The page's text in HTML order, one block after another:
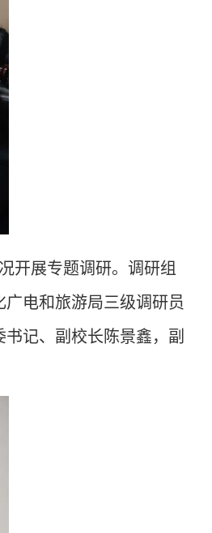
开展专题调研。 调研组
广电和旅游局三级调研员
记、副校长陈景鑫，副